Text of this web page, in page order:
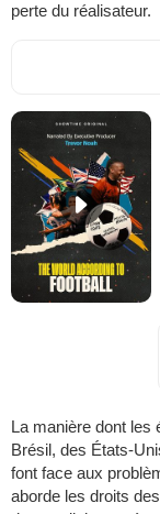
perte du réalisateur.
La manière dont les
Brésil, des États-
font face aux
aborde les droits